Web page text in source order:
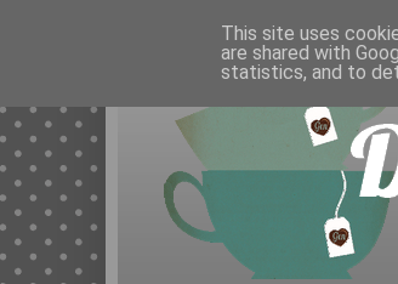
This site uses
are shared with
statistics, and to